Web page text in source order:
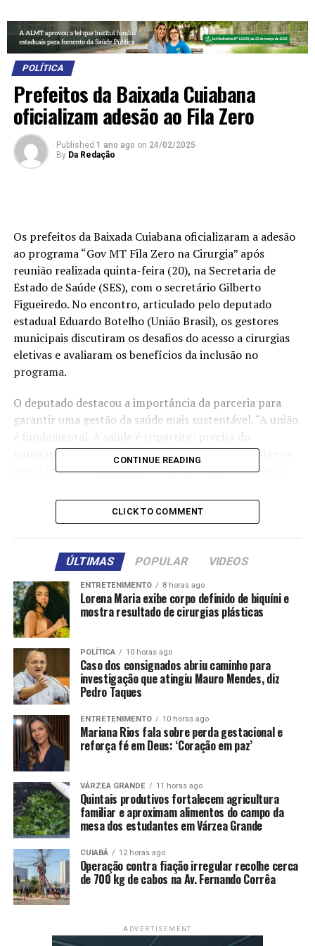
POLÍTICA
Prefeitos da Baixada Cuiabana
oficializam adesão ao Fila Zero
Published 1 ano ago on 24/02/2025
By Da Redação
Os prefeitos da Baixada Cuiabana oficializaram a adesão
ao programa “Gov MT Fila Zero na Cirurgia” após
reunião realizada quinta-feira (20), na Secretaria de
Estado de Saúde (SES), com o secretário Gilberto
Figueiredo. No encontro, articulado pelo deputado
estadual Eduardo Botelho (União Brasil), os gestores
municipais discutiram os desafios do acesso a cirurgias
eletivas e avaliaram os benefícios da inclusão no
programa.
O deputado destacou a importância da parceria para
garantir uma gestão da saúde mais sustentável. “A união
município, do Estado e da União. Essa parceria entre os
municípios da Baixada, por meio do Consórcio, busca
enxuto”, ressalta Botelho.
Após mais de duas horas de reunião, Gilberto Figueiredo
apresentou números do programa, considerado o mais
bem-sucedido do governo na área da saúde, e esclareceu
dúvidas sobre o funcionamento. “O Fila Zero já realizou
mais de 80 mil procedimentos e recebeu mais de R$ 80
milhões em investimento. É reconhecido nacionalmente
pela eficiência. Agora, com os municípios da Baixada
Cuiabana, teremos mais avanços para reduzir a fila e
aliviar o sofrimento da população”, destaca o secretário.
Consórcio – O fortalecimento do Consórcio
Intermunicipal de Saúde do Vale do Rio Cuiabá (Cisvarc)
é a promessa da nova diretoria. O presidente do
consórcio e prefeito de Nobres, José Domingos Fraga,
enfatizou que a adesão ao Fila Zero reforça a
regionalização da saúde e amplia a oferta de cirurgias
em Cuiabá e Baixada Cuiabana.
CONTINUE READING
CLICK TO COMMENT
ÚLTIMAS POPULAR VIDEOS
ENTRETENIMENTO 8 horas ago
Lorena Maria exibe corpo definido de biquíni e
mostra resultado de cirurgias plásticas
POLÍTICA 10 horas ago
Caso dos consignados abriu caminho para
investigação que atingiu Mauro Mendes, diz
Pedro Taques
ENTRETENIMENTO 10 horas ago
Mariana Rios fala sobre perda gestacional e
reforça fé em Deus: ‘Coração em paz’
VÁRZEA GRANDE 11 horas ago
Quintais produtivos fortalecem agricultura
familiar e aproximam alimentos do campo da
mesa dos estudantes em Várzea Grande
CUIABÁ 12 horas ago
Operação contra fiação irregular recolhe cerca
de 700 kg de cabos na Av. Fernando Corrêa
ADVERTISEMENT